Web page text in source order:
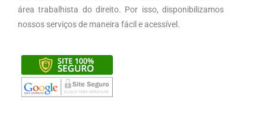
área trabalhista do direito. Por isso, disponibilizamos
nossos serviços de maneira fácil e acessível.